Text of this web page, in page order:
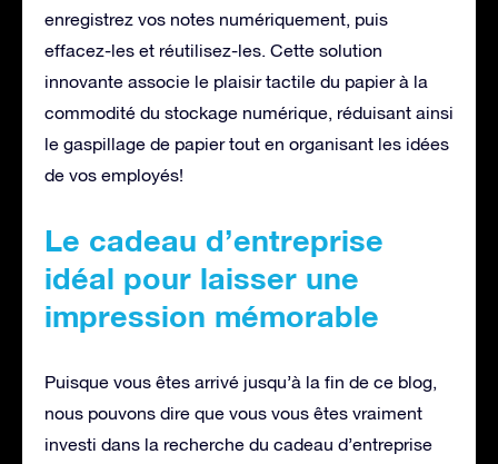
enregistrez vos notes numériquement, puis
effacez-les et réutilisez-les. Cette solution
innovante associe le plaisir tactile du papier à la
commodité du stockage numérique, réduisant ainsi
le gaspillage de papier tout en organisant les idées
de vos employés!
Le cadeau d’entreprise
idéal pour laisser une
impression mémorable
Puisque vous êtes arrivé jusqu’à la fin de ce blog,
nous pouvons dire que vous vous êtes vraiment
investi dans la recherche du cadeau d’entreprise